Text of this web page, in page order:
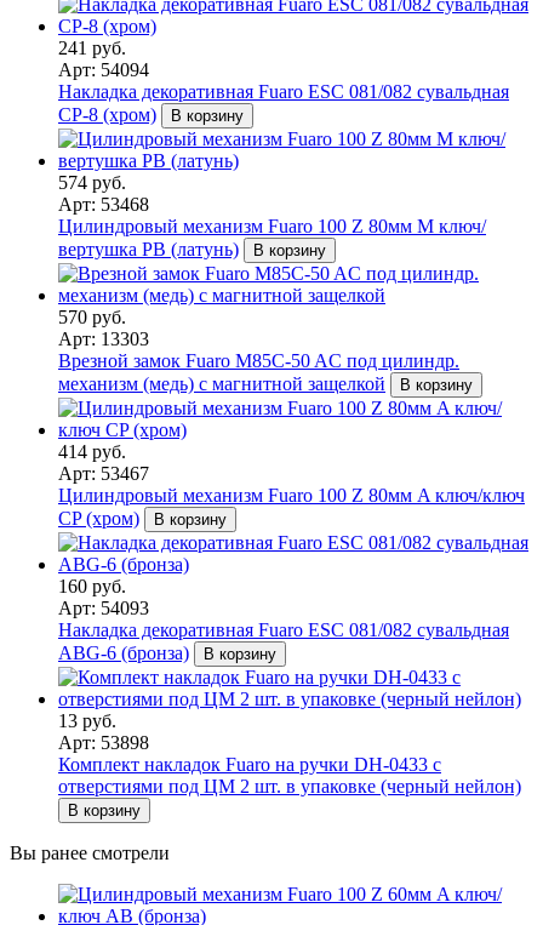
241 руб.
Арт: 54094
Накладка декоративная Fuaro ESC 081/082 сувальдная
CP-8 (хром)
В корзину
574 руб.
Арт: 53468
Цилиндровый механизм Fuaro 100 Z 80мм М ключ/
вертушка PB (латунь)
В корзину
570 руб.
Арт: 13303
Врезной замок Fuaro M85C-50 AC под цилиндр.
механизм (медь) с магнитной защелкой
В корзину
414 руб.
Арт: 53467
Цилиндровый механизм Fuaro 100 Z 80мм A ключ/ключ
CP (хром)
В корзину
160 руб.
Арт: 54093
Накладка декоративная Fuaro ESC 081/082 сувальдная
ABG-6 (бронза)
В корзину
13 руб.
Арт: 53898
Комплект накладок Fuaro на ручки DH-0433 с
отверстиями под ЦМ 2 шт. в упаковке (черный нейлон)
В корзину
Вы ранее смотрели